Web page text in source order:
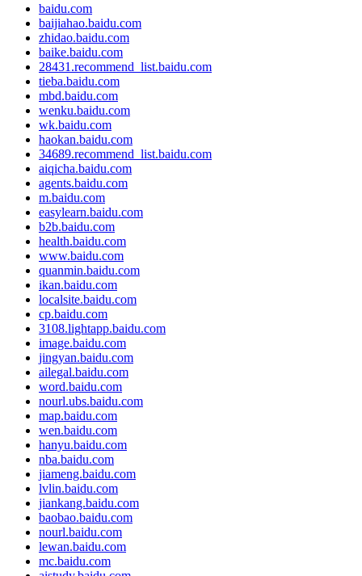
baidu.com
baijiahao.baidu.com
zhidao.baidu.com
baike.baidu.com
28431.recommend_list.baidu.com
tieba.baidu.com
mbd.baidu.com
wenku.baidu.com
wk.baidu.com
haokan.baidu.com
34689.recommend_list.baidu.com
aiqicha.baidu.com
agents.baidu.com
m.baidu.com
easylearn.baidu.com
b2b.baidu.com
health.baidu.com
www.baidu.com
quanmin.baidu.com
ikan.baidu.com
localsite.baidu.com
cp.baidu.com
3108.lightapp.baidu.com
image.baidu.com
jingyan.baidu.com
ailegal.baidu.com
word.baidu.com
nourl.ubs.baidu.com
map.baidu.com
wen.baidu.com
hanyu.baidu.com
nba.baidu.com
jiameng.baidu.com
lvlin.baidu.com
jiankang.baidu.com
baobao.baidu.com
nourl.baidu.com
lewan.baidu.com
mc.baidu.com